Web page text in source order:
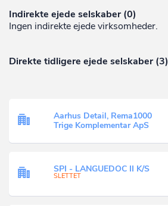
Indirekte ejede selskaber (0)
Ingen indirekte ejede virksomheder.
Direkte tidligere ejede selskaber (3)
Aarhus Detail, Rema1000
Trige Komplementar ApS
SPI - LANGUEDOC II K/S
SLETTET